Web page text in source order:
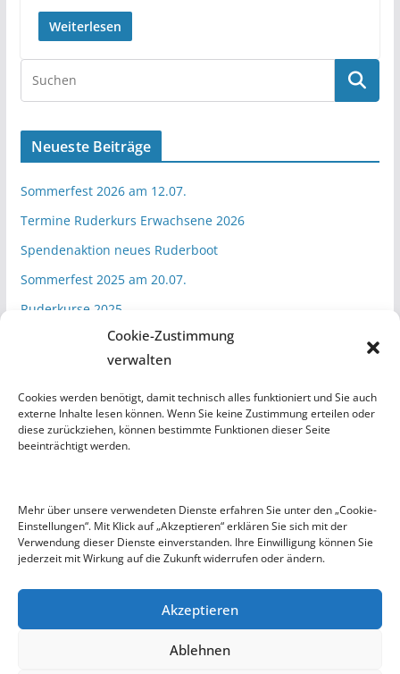
Cookie-Zustimmung
verwalten
Cookies werden benötigt, damit technisch alles funktioniert und Sie auch
externe Inhalte lesen können. Wenn Sie keine Zustimmung erteilen oder
diese zurückziehen, können bestimmte Funktionen dieser Seite
beeinträchtigt werden.
Mehr über unsere verwendeten Dienste erfahren Sie unter den „Cookie-
Einstellungen“. Mit Klick auf „Akzeptieren“ erklären Sie sich mit der
Verwendung dieser Dienste einverstanden. Ihre Einwilligung können Sie
jederzeit mit Wirkung auf die Zukunft widerrufen oder ändern.
Akzeptieren
Ablehnen
Weiterlesen
Neueste Beiträge
Sommerfest 2026 am 12.07.
Termine Ruderkurs Erwachsene 2026
Spendenaktion neues Ruderboot
Sommerfest 2025 am 20.07.
Ruderkurse 2025
Aktuelles
Vereinsleben
Ruderverein Bad Wimpfen e.V.